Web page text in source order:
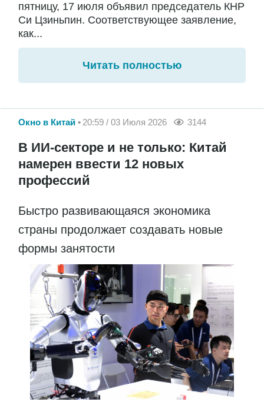
пятницу, 17 июля объявил председатель КНР
Си Цзиньпин. Соответствующее заявление,
как...
Читать полностью
Окно в Китай 20:59 / 03 Июля 2026 3144
В ИИ-секторе и не только: Китай
намерен ввести 12 новых
профессий
Быстро развивающаяся экономика
страны продолжает создавать новые
формы занятости